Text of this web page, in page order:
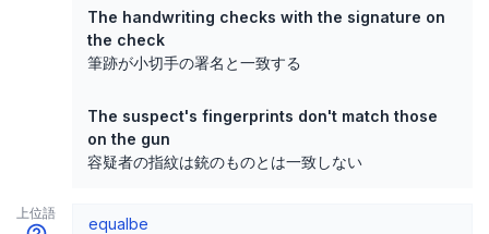
The handwriting checks with the signature on
the check
筆跡が小切手の署名と一致する
The suspect's fingerprints don't match those
on the gun
容疑者の指紋は銃のものとは一致しない
上位語
equalbe